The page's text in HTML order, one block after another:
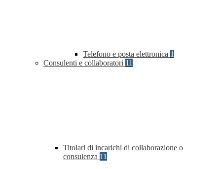
Telefono e posta elettronica 1
Consulenti e collaboratori 11
Titolari di incarichi di collaborazione o
consulenza 11